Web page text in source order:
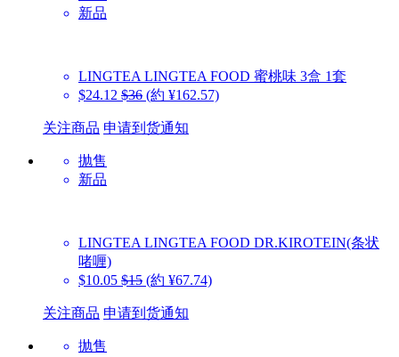
新品
LINGTEA LINGTEA FOOD 蜜桃味 3盒 1套
$24.12 $36 (約 ¥162.57)
关注商品 申请到货通知
抛售
新品
LINGTEA LINGTEA FOOD DR.KIROTEIN(条状
啫喱)
$10.05 $15 (約 ¥67.74)
关注商品 申请到货通知
抛售